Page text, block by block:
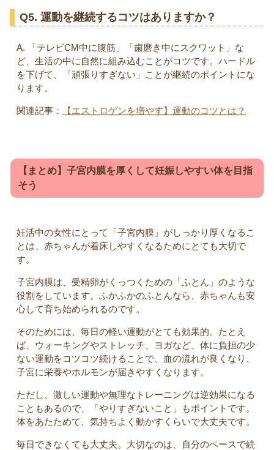
Q5. 運動を継続するコツはありますか？
A. 「テレビCM中に腹筋」「歯磨き中にスクワット」な
ど、生活の中に自然に組み込むことがコツです。ハードル
を下げて、「頑張りすぎない」ことが継続のポイントにな
ります。
関連記事： 【エストロゲンを増やす】運動のコツとは？
【まとめ】子宮内膜を厚くして妊娠しやすい体を目指
そう
妊活中の女性にとって「子宮内膜」がしっかり厚くなるこ
とは、赤ちゃんが着床しやすくなるためにとても大切で
す。
子宮内膜は、受精卵がくっつくための「ふとん」のような
役割をしています。ふかふかのふとんなら、赤ちゃんも安
心して育ち始められるのです。
そのためには、毎日の軽い運動がとても効果的。たとえ
ば、ウォーキングやストレッチ、ヨガなど、体に負担の少
ない運動をコツコツ続けることで、血の流れが良くなり、
子宮に栄養やホルモンが届きやすくなります。
ただし、激しい運動や無理なトレーニングは逆効果になる
こともあるので、「やりすぎないこと」もポイントです。
体をあたためて、気持ちよく動かすくらいで大丈夫です。
毎日できなくても大丈夫。大切なのは、自分のペースで続